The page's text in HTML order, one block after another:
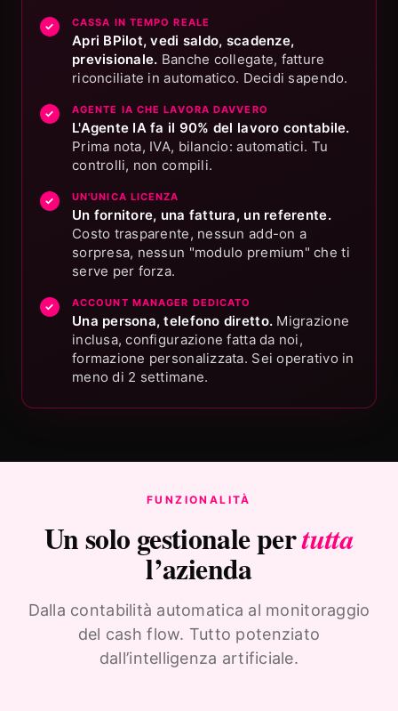
✓ CASSA IN TEMPO REALE
Apri BPilot, vedi saldo, scadenze,
previsionale. Banche collegate, fatture
riconciliate in automatico. Decidi sapendo.
✓ AGENTE IA CHE LAVORA DAVVERO
L'Agente IA fa il 90% del lavoro contabile.
Prima nota, IVA, bilancio: automatici. Tu
controlli, non compili.
✓ UN'UNICA LICENZA
Un fornitore, una fattura, un referente.
Costo trasparente, nessun add-on a
sorpresa, nessun "modulo premium" che ti
serve per forza.
✓ ACCOUNT MANAGER DEDICATO
Una persona, telefono diretto. Migrazione
inclusa, configurazione fatta da noi,
formazione personalizzata. Sei operativo in
meno di 2 settimane.
FUNZIONALITÀ
Un solo gestionale pertutta
l’azienda
Dalla contabilità automatica al monitoraggio
del cash flow. Tutto potenziato
dall’intelligenza artificiale.